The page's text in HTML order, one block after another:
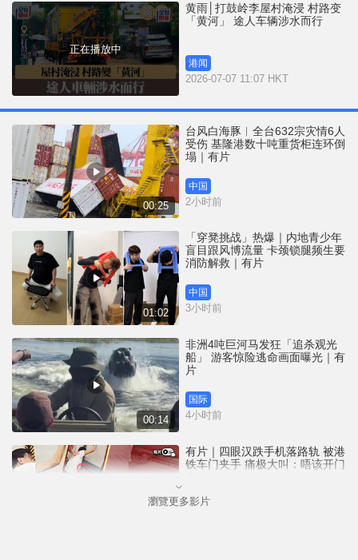
e
正在播放中
黄雨│打鼓岭李屋村淹浸 村路变
「黄河」 途人车辆涉水而行
港闻
2026-07-07 11:07 HKT
00:25
台风白海豚︱全台632宗灾情6人
受伤 基隆港数十吨重货柜连环倒
塌｜有片
中国
2小时前
01:02
「穿凳挑战」热爆｜内地青少年
盲目跟风博流量 卡颈锁腿频生要
消防解救｜有片
中国
3小时前
00:14
非洲4吨巨河马发狂「追杀观光
船」 游客惊险逃命画面曝光｜有
片
国际
4小时前
有片｜四眼汉跌手机落路轨 被港
铁车门夹手 痛极大叫：唔该开门
港闻
瀏覽更多影片